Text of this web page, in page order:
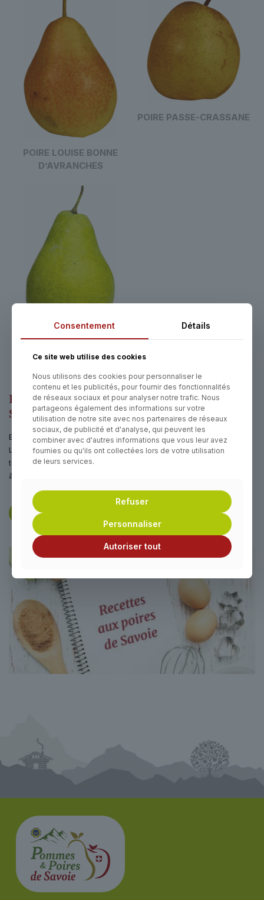
POIRE LOUISE BONNE
D’AVRANCHES
POIRE PASSE-CRASSANE
Recettes gourmandes avec les poires de
Savoie
Envie de mettre en valeur les poires de Savoie en cuisine ?
Laissez-vous inspirer par nos idées savoureuses qui révèlent
toute la richesse des variétés de poires IGP, du dessert classique
à la création plus originale en version salée.
VOIR LES RECETTES
Consentement Détails
Ce site web utilise des cookies
Nous utilisons des cookies pour personnaliser le
contenu et les publicités, pour fournir des fonctionnalités
de réseaux sociaux et pour analyser notre trafic. Nous
partageons également des informations sur votre
utilisation de notre site avec nos partenaires de réseaux
sociaux, de publicité et d'analyse, qui peuvent les
combiner avec d'autres informations que vous leur avez
fournies ou qu'ils ont collectées lors de votre utilisation
de leurs services.
Refuser
Personnaliser
Autoriser tout